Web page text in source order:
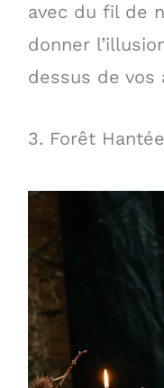
avec du fil de
donner
dessus de vos
3. Forêt